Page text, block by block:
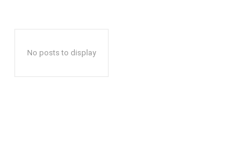
No posts to display